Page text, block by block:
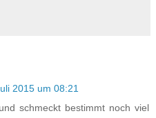
2015 um 08:21
schmeckt bestimmt noch viel